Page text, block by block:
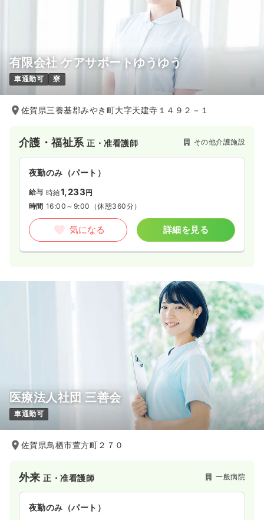
有限会社 ケアサポートゆうゆう
車通勤可 寮
佐賀県三養基郡みやき町大字天建寺１４９２－１
介護・福祉系正・准看護師 その他介護施設
夜勤のみ（パート）
給与 時給1,233円
時間 16:00～9:00 （休憩360分）
気になる 詳細を見る
医療法人社団 三善会
車通勤可
佐賀県鳥栖市萱方町２７０
外来正・准看護師 一般病院
夜勤のみ（パート）